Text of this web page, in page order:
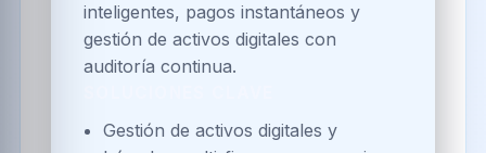
inteligentes, pagos instantáneos y
gestión de activos digitales con
auditoría continua.
Gestión de activos digitales y